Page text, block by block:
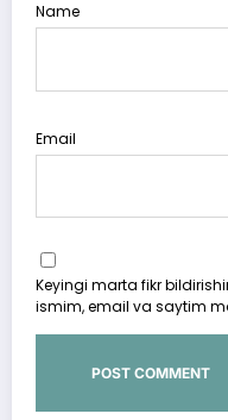
Name
Email
Keyingi marta fikr
ismim, email va saytim